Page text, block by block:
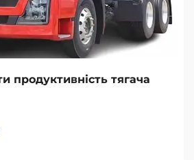
продуктивність тягача